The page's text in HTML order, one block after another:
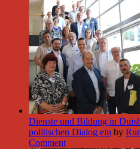
Dienste und Bildung in
politischen Dialog ein by
Comment